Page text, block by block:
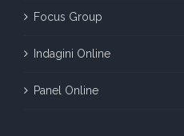
Focus Group
Indagini Online
Panel Online